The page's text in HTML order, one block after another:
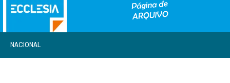
NACIONAL